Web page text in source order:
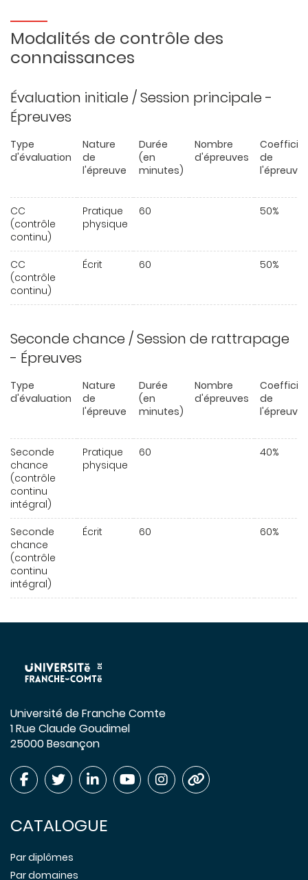
Modalités de contrôle des
connaissances
Évaluation initiale / Session principale -
Épreuves
Type
d'évaluation
Nature
de
l'épreuve
Durée
(en
minutes)
Nombre
d'épreuves
de
l'épreuve
CC
(contrôle
continu)
Pratique
physique
60 50%
CC
(contrôle
continu)
Écrit 60 50%
Seconde chance / Session de rattrapage
- Épreuves
Type
d'évaluation
Nature
de
l'épreuve
Durée
(en
minutes)
Nombre
d'épreuves
de
l'épreuve
Seconde
chance
(contrôle
continu
intégral)
Pratique
physique
60 40%
Seconde
chance
(contrôle
continu
intégral)
Écrit 60 60%
Université de Franche Comte
1 Rue Claude Goudimel
25000 Besançon
CATALOGUE
Par diplômes
Par domaines